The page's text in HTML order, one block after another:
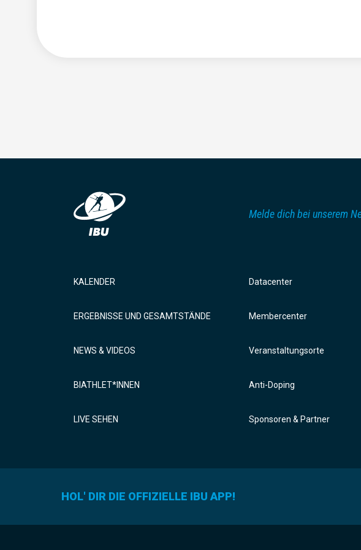
Melde dich bei unserem
KALENDER
ERGEBNISSE UND GESAMTSTÄNDE
NEWS & VIDEOS
BIATHLET*INNEN
LIVE SEHEN
Datacenter
Membercenter
Veranstaltungsorte
Anti-Doping
Sponsoren & Partner
HOL' DIR DIE OFFIZIELLE IBU APP!